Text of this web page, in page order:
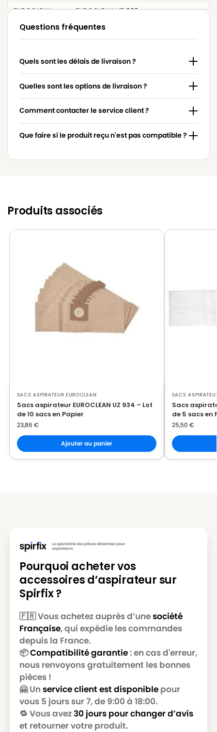
EUROCLEAN
EUROCLEAN UZ 920
EUROCLEAN
EUROCLEAN UZ 921
EUROCLEAN
EUROCLEAN UZ 923
EUROCLEAN
EUROCLEAN UZ 925
EUROCLEAN
EUROCLEAN UZ 930 S
EUROCLEAN
EUROCLEAN UZ 935
EUROCLEAN
EUROCLEAN UZ 945
EUROCLEAN
EUROCLEAN Z950
EUROCLEAN
EUROCLEAN Z951
Questions fréquentes
Quels sont les délais de livraison ?
Quelles sont les options de livraison ?
Comment contacter le service client ?
Que faire si le produit reçu n'est pas compatible ?
Produits associés
SACS ASPIRATEUR EUROCLEAN
Sacs aspirateur EUROCLEAN UZ 934 – Lot
de 10 sacs en Papier
23,86 €
Ajouter au panier
SACS
Sacs
de 5 sacs en
25,50 €
Pourquoi acheter vos
accessoires d’aspirateur sur
Spirfix ?
🇫🇷 Vous achetez auprès d’unesociété
Française, qui expédie les commandes
depuis la France.
📦Compatibilité garantie: en cas d'erreur,
nous renvoyons gratuitement les bonnes
pièces !
🤗 Un service client est disponible pour
vous 5 jours sur 7, de 9:00 à 18:00.
🔁 Vous avez30 jours pour changer d’avis
et retourner votre produit.